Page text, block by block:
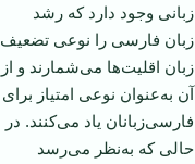
زبانی وجود دارد كه رشد
زبان فارسی را نوعی تضعیف
زبان اقلیت‌ها می‌شمارند و از
آن به‌عنوان نوعی امتیاز برای
فارسی‌زبانان یاد می‌كنند. در
حالی كه به‌نظر می‌رسد